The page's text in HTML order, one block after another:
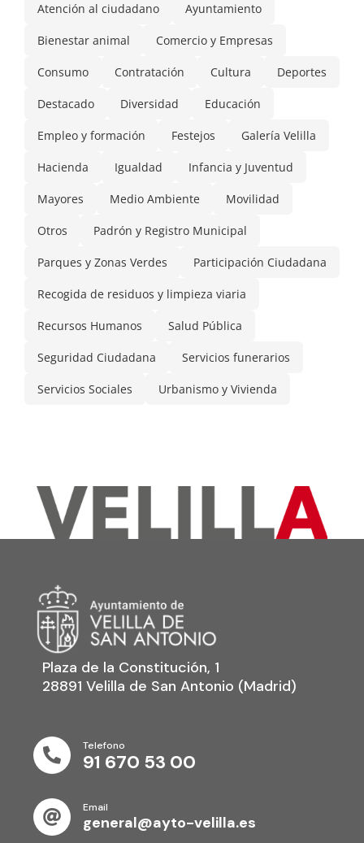
Atención al ciudadano Ayuntamiento
Bienestar animal Comercio y Empresas
Consumo Contratación Cultura Deportes
Destacado Diversidad Educación
Empleo y formación Festejos Galería Velilla
Hacienda Igualdad Infancia y Juventud
Mayores Medio Ambiente Movilidad
Otros Padrón y Registro Municipal
Parques y Zonas Verdes Participación Ciudadana
Recogida de residuos y limpieza viaria
Recursos Humanos Salud Pública
Seguridad Ciudadana Servicios funerarios
Servicios Sociales Urbanismo y Vivienda
Plaza de la Constitución, 1
28891 Velilla de San Antonio (Madrid)

Telefono
91 670 53 00

Email
general@ayto-velilla.es